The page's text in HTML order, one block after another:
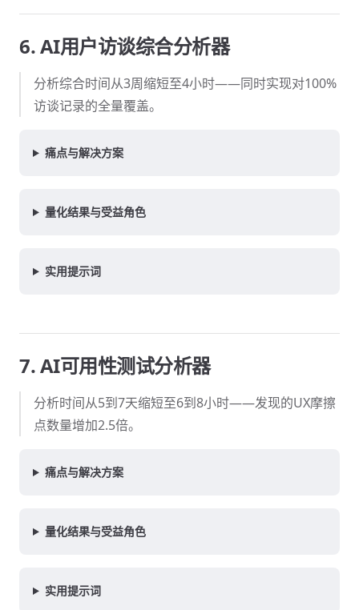
6. AI用户访谈综合分析器
分析综合时间从3周缩短至4小时——同时实现对100%
访谈记录的全量覆盖。
痛点与解决方案
量化结果与受益角色
实用提示词
7. AI可用性测试分析器
分析时间从5到7天缩短至6到8小时——发现的UX摩擦
点数量增加2.5倍。
痛点与解决方案
量化结果与受益角色
实用提示词